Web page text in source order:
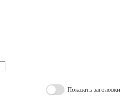
Показать заголовки